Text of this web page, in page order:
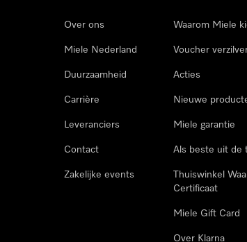
Over ons
Miele Nederland
Duurzaamheid
Carrière
Leveranciers
Contact
Zakelijke events
Waarom Miele
Voucher
Acties
Nieuwe
Miele garantie
Als beste uit de
Thuiswinkel
Certificaat
Miele Gift Card
Over Klarna